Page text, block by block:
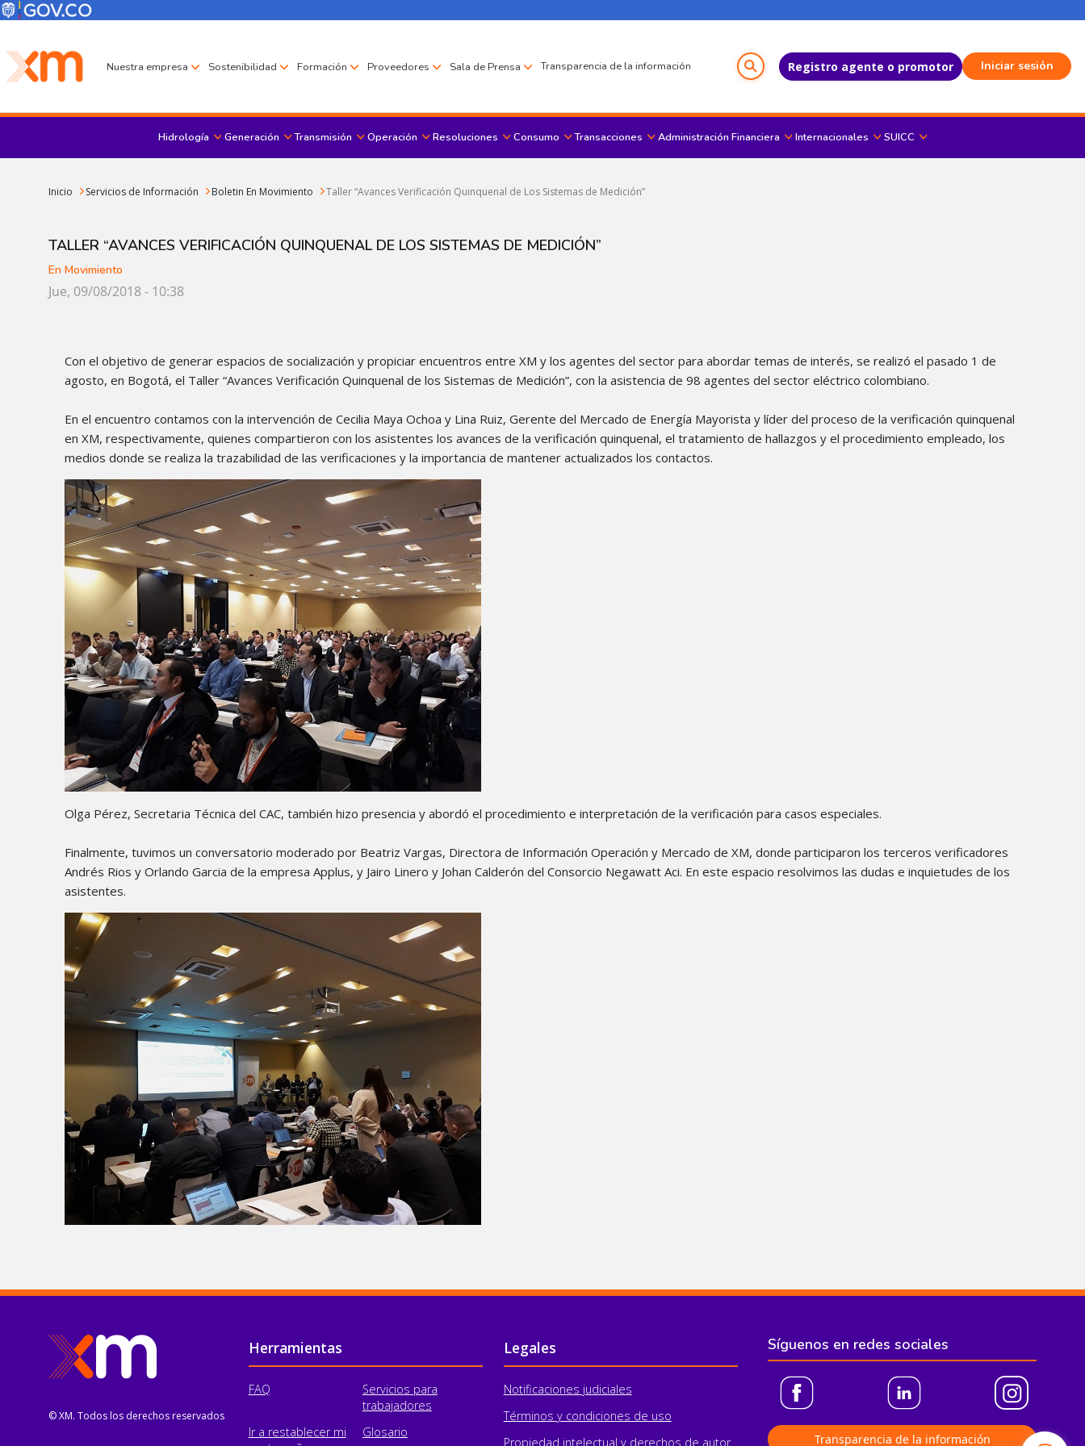
Pasar al contenido principal
Menú Corporativo
Menú de encabezado
Nuestra empresa Sostenibilidad Formación Proveedores Sala de Prensa Transparencia de la información Registro agente o promotor Iniciar sesión
Menu principal
Hidrología Generación Transmisión Operación Resoluciones Consumo Transacciones Administración Financiera Internacionales SUICC
Sobrescribir enlaces de ayuda a la navegación
Inicio Servicios de Información Boletin En Movimiento Taller “Avances Verificación Quinquenal de Los Sistemas de Medición”
TALLER “AVANCES VERIFICACIÓN QUINQUENAL DE LOS SISTEMAS DE MEDICIÓN”
En Movimiento
Jue, 09/08/2018 - 10:38
Con el objetivo de generar espacios de socialización y propiciar encuentros entre XM y los agentes del sector para abordar temas de interés, se realizó el pasado 1 de
agosto, en Bogotá, el Taller “Avances Verificación Quinquenal de los Sistemas de Medición”, con la asistencia de 98 agentes del sector eléctrico colombiano.
En el encuentro contamos con la intervención de Cecilia Maya Ochoa y Lina Ruiz, Gerente del Mercado de Energía Mayorista y líder del proceso de la verificación quinquenal
en XM, respectivamente, quienes compartieron con los asistentes los avances de la verificación quinquenal, el tratamiento de hallazgos y el procedimiento empleado, los
medios donde se realiza la trazabilidad de las verificaciones y la importancia de mantener actualizados los contactos.
Olga Pérez, Secretaria Técnica del CAC, también hizo presencia y abordó el procedimiento e interpretación de la verificación para casos especiales.
Finalmente, tuvimos un conversatorio moderado por Beatriz Vargas, Directora de Información Operación y Mercado de XM, donde participaron los terceros verificadores
Andrés Rios y Orlando Garcia de la empresa Applus, y Jairo Linero y Johan Calderón del Consorcio Negawatt Aci. En este espacio resolvimos las dudas e inquietudes de los
asistentes.
© XM. Todos los derechos reservados
Pie de página
Herramientas
FAQ
Servicios para
trabajadores
Ir a restablecer mi
Glosario
Legales
Notificaciones judiciales
Términos y condiciones de uso
Propiedad intelectual y derechos de autor
Síguenos en redes sociales
Transparencia de la información